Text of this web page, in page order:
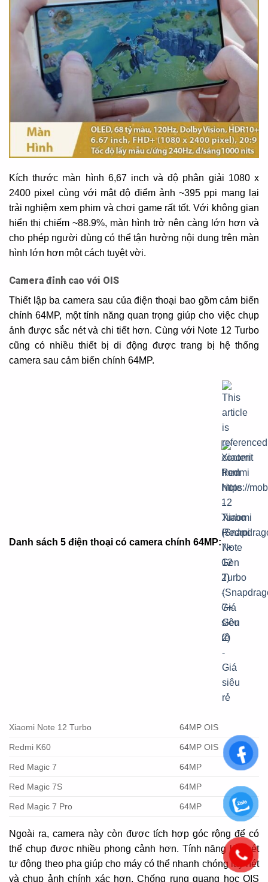
Kích thước màn hình 6,67 inch và độ phân giải 1080 x
2400 pixel cùng với mật độ điểm ảnh ~395 ppi mang lại
trải nghiệm xem phim và chơi game rất tốt. Với không gian
hiển thị chiếm ~88.9%, màn hình trở nên càng lớn hơn và
cho phép người dùng có thể tận hưởng nội dung trên màn
hình lớn hơn một cách tuyệt vời.
Camera đỉnh cao với OIS
Thiết lập ba camera sau của điện thoại bao gồm cảm biến
chính 64MP, một tính năng quan trọng giúp cho việc chụp
ảnh được sắc nét và chi tiết hơn. Cùng với Note 12 Turbo
cũng có nhiều thiết bị di động được trang bị hệ thống
camera sau cảm biến chính 64MP.
Danh sách 5 điện thoại có camera chính 64MP:
Xiaomi Note 12 Turbo 64MP OIS
Redmi K60 64MP OIS
Red Magic 7 64MP
Red Magic 7S 64MP
Red Magic 7 Pro 64MP
Ngoài ra, camera này còn được tích hợp góc rộng để có
thể chụp được nhiều phong cảnh hơn. Tính năng lấy nét
tự động theo pha giúp cho máy có thể nhanh chóng lấy nét
và chụp ảnh chính xác hơn. Chống rung quang học OIS